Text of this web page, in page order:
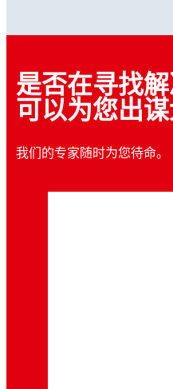
是否在寻找解
可以为您出
我们的专家随时为您待命。